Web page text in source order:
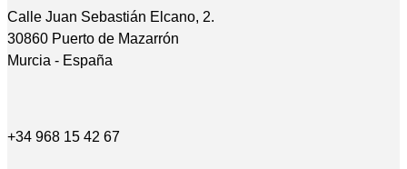
Calle Juan Sebastián Elcano, 2.
30860 Puerto de Mazarrón
Murcia - España
+34 968 15 42 67